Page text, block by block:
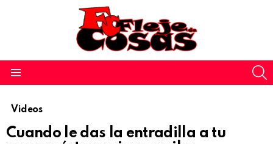
Videos
Cuando le das la entradilla a tu